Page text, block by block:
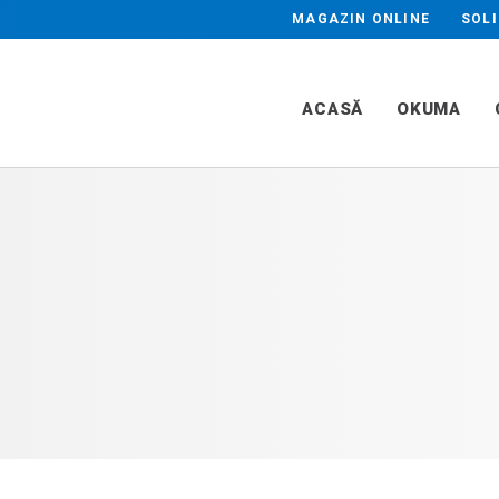
MAGAZIN ONLINE
ACASĂ OKUMA
Industrii